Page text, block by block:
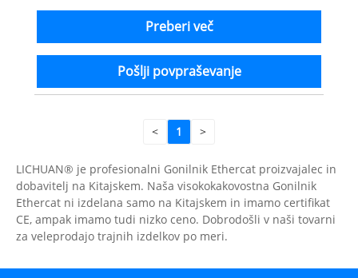
Preberi več
Pošlji povpraševanje
< 1 >
LICHUAN® je profesionalni Gonilnik Ethercat proizvajalec in
dobavitelj na Kitajskem. Naša visokokakovostna Gonilnik
Ethercat ni izdelana samo na Kitajskem in imamo certifikat
CE, ampak imamo tudi nizko ceno. Dobrodošli v naši tovarni
za veleprodajo trajnih izdelkov po meri.